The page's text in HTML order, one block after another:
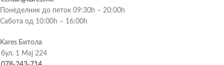
Понеделник до петок 09:30h – 20:00h
Сабота од 10:00h – 16:00h
Kares Битола
бул. 1 Мај 224